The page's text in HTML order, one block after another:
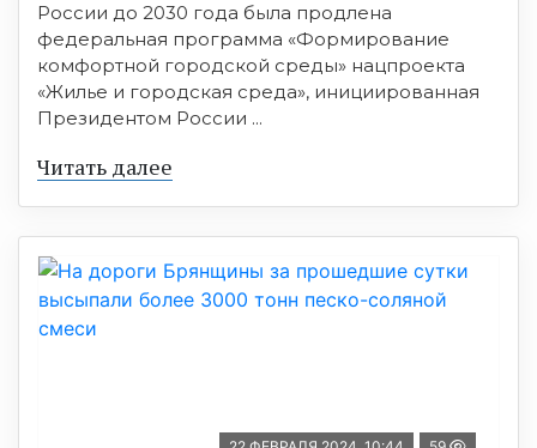
России до 2030 года была продлена
федеральная программа «Формирование
комфортной городской среды» нацпроекта
«Жилье и городская среда», инициированная
Президентом России ...
Читать далее